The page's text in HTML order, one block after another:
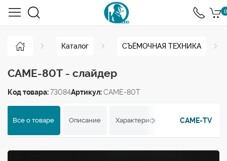
0
Каталог СЪЁМОЧНАЯ ТЕХНИКА
CAME-80T - слайдер
Код товара:73084Артикул:CAME-80T
Все о товаре Описание Характеристики Отзывы
CAME-TV